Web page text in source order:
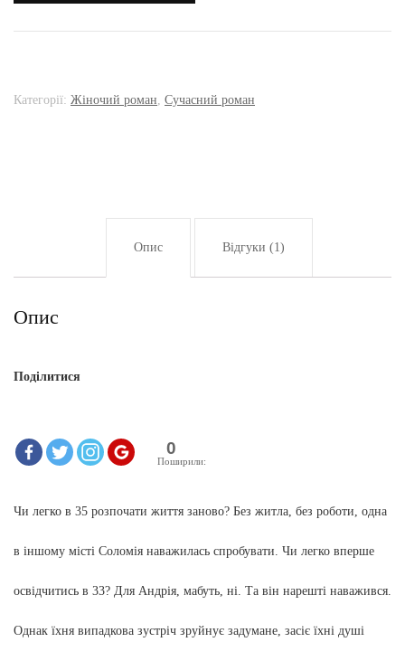
Ольга
кількість
Категорії: Жіночий роман, Сучасний роман
Опис Відгуки (1)
Опис
Поділитися
0
Поширили:
Чи легко в 35 розпочати життя заново? Без житла, без роботи, одна
в іншому місті Соломія наважилась спробувати. Чи легко вперше
освідчитись в 33? Для Андрія, мабуть, ні. Та він нарешті наважився.
Однак їхня випадкова зустріч зруйнує задумане, засіє їхні душі